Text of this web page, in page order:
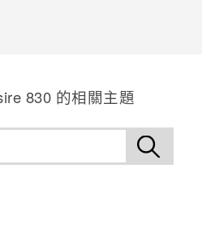
830 的相關主題